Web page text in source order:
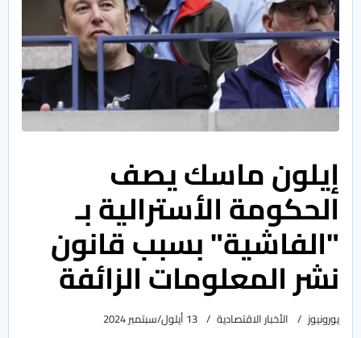
إيلون ماسك يصف
الحكومة الأسترالية بـ
"الفاشية" بسبب قانون
نشر المعلومات الزائفة
يورونيوز الأخبار الاقتصادية 13 أيلول/سبتمبر 2024